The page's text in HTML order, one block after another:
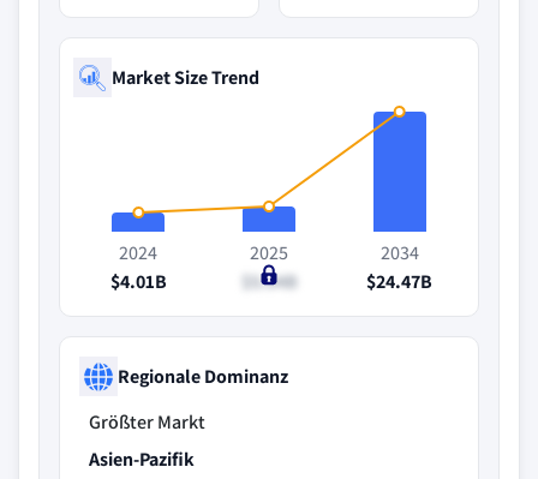
Market Size Trend
2024
$4.01B
2025
$5.04B
2034
$24.47B
Regionale Dominanz
Größter Markt
Asien-Pazifik